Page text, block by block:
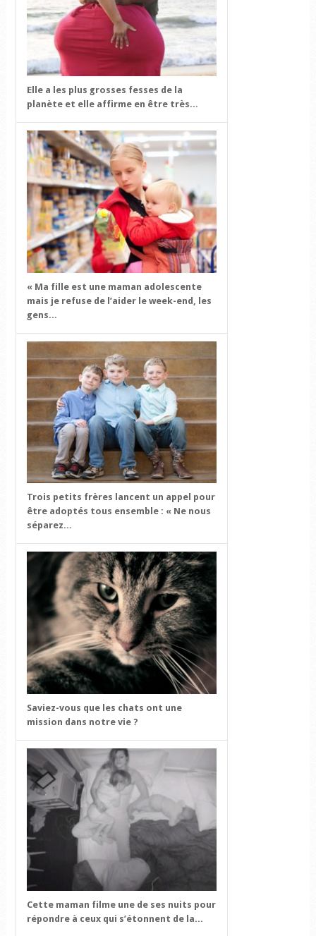
Elle a les plus grosses fesses de la
planète et elle affirme en être très...
« Ma fille est une maman adolescente
mais je refuse de l’aider le week-end, les
gens...
Trois petits frères lancent un appel pour
être adoptés tous ensemble : « Ne nous
séparez...
Saviez-vous que les chats ont une
mission dans notre vie ?
Cette maman filme une de ses nuits pour
répondre à ceux qui s’étonnent de la...